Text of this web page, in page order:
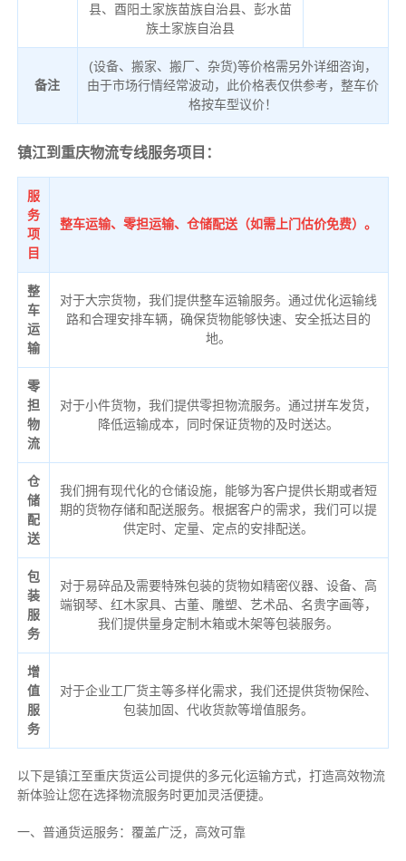
县、酉阳土家族苗族自治县、彭水苗
族土家族自治县
备注
(设备、搬家、搬厂、杂货)等价格需另外详细咨询，
由于市场行情经常波动，此价格表仅供参考，整车价
格按车型议价！
镇江到重庆物流专线服务项目：
服
务
项
目
整车运输、零担运输、仓储配送（如需上门估价免费）。
整
车
运
输
对于大宗货物，我们提供整车运输服务。通过优化运输线
路和合理安排车辆，确保货物能够快速、安全抵达目的
地。
零
担
物
流
对于小件货物，我们提供零担物流服务。通过拼车发货，
降低运输成本，同时保证货物的及时送达。
仓
储
配
送
我们拥有现代化的仓储设施，能够为客户提供长期或者短
期的货物存储和配送服务。根据客户的需求，我们可以提
供定时、定量、定点的安排配送。
包
装
服
务
对于易碎品及需要特殊包装的货物如精密仪器、设备、高
端钢琴、红木家具、古董、雕塑、艺术品、名贵字画等，
我们提供量身定制木箱或木架等包装服务。
增
值
服
务
对于企业工厂货主等多样化需求，我们还提供货物保险、
包装加固、代收货款等增值服务。
以下是镇江至重庆货运公司提供的多元化运输方式，打造高效物流
新体验让您在选择物流服务时更加灵活便捷。
一、普通货运服务：覆盖广泛，高效可靠